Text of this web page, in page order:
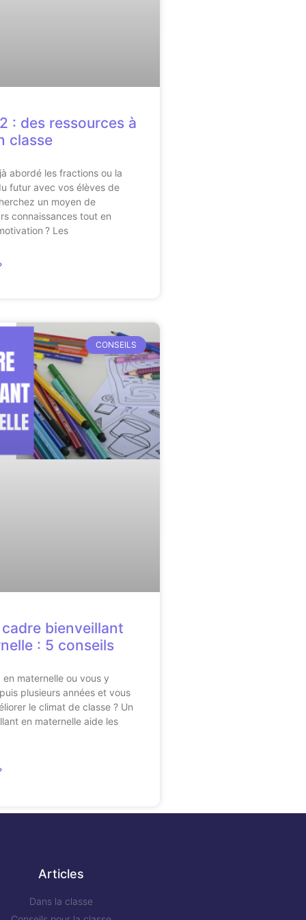
: des ressources à
classe
abordé les fractions ou la
futur avec vos élèves de
un moyen de
connaissances tout en
? Les
CONSEILS
bienveillant
: 5 conseils
maternelle ou vous y
plusieurs années et vous
le climat de classe ? Un
en maternelle aide les
Articles
Dans la classe